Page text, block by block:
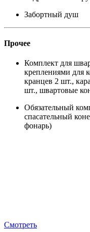
Забортный душ
Прочее
Комплект для
креплениями для
кранцев 2 шт.,
шт., швартовые
Обязательный
спасательный
фонарь)
Смотреть